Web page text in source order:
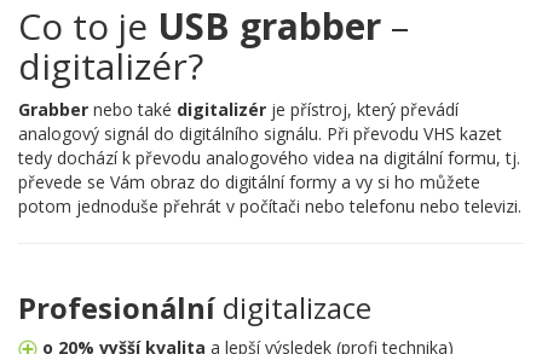
Co to je USB grabber –
digitalizér?
Grabber nebo také digitalizér je přístroj, který převádí
analogový signál do digitálního signálu. Při převodu VHS kazet
tedy dochází k převodu analogového videa na digitální formu, tj.
převede se Vám obraz do digitální formy a vy si ho můžete
potom jednoduše přehrát v počítači nebo telefonu nebo televizi.
Profesionálnídigitalizace
o 20% vyšší kvalita a lepší výsledek (profi technika)